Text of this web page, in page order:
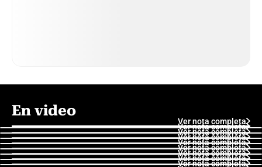
En video
Ver nota completa
Ver nota completa
Ver nota completa
Ver nota completa
Ver nota completa
Ver nota completa
Ver nota completa
Ver nota completa
Ver nota completa